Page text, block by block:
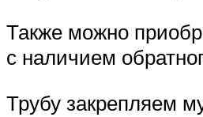
Также можно
с наличием
Трубу закрепляем